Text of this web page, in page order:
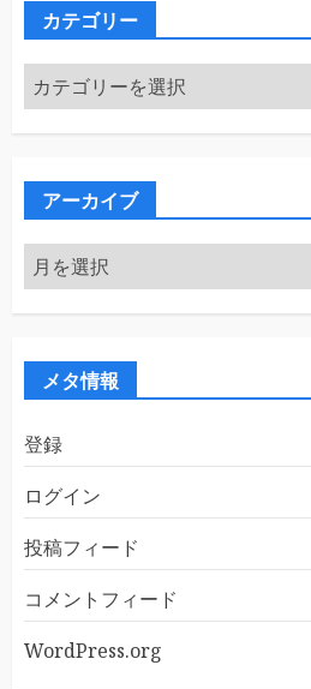
カテゴリー
カ
テ
ゴ
アーカイブ
ア
ー
カ
メタ情報
登録
ログイン
投稿フィード
コメントフィード
WordPress.org